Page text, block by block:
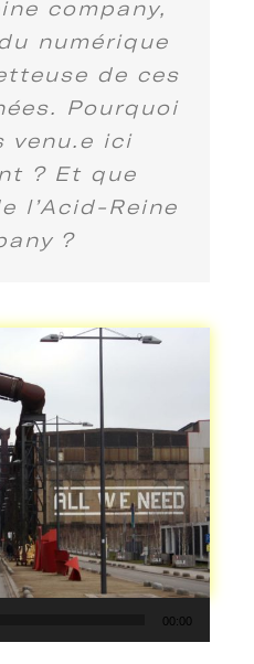
company,
numérique
de ces
Pourquoi
venu.e ici
? Et que
l’Acid-Reine
?
00:00